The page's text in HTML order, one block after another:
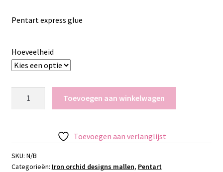
tot
Pentart express glue
Hoeveelheid
Toevoegen aan winkelwagen
Toevoegen aan verlanglijst
SKU: N/B
Categorieën: Iron orchid designs mallen, Pentart